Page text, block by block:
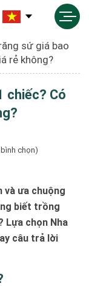
sứ giá bao
rẻ không?
chiếc? Có
chọn)
và ưa chuộng
biết trồng
Lựa chọn Nha
câu trả lời